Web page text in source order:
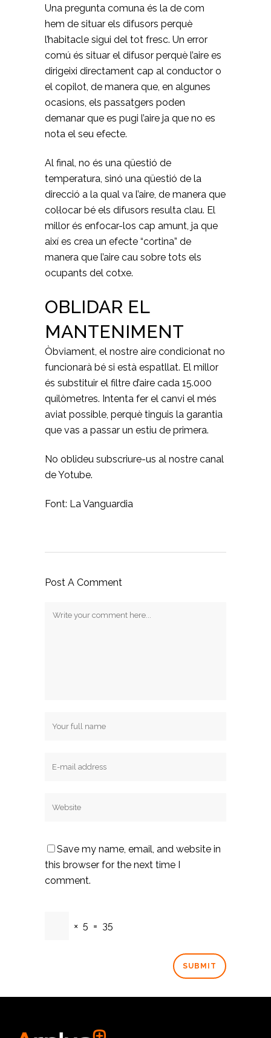
Una pregunta comuna és la de com
hem de situar els difusors perquè
l’habitacle sigui del tot fresc. Un error
comú és situar el difusor perquè l’aire es
dirigeixi directament cap al conductor o
el copilot, de manera que, en algunes
ocasions, els passatgers poden
demanar que es pugi l’aire ja que no es
nota el seu efecte.
Al final, no és una qüestió de
temperatura, sinó una qüestió de la
direcció a la qual va l’aire, de manera que
col·locar bé els difusors resulta clau. El
millor és enfocar-los cap amunt, ja que
així es crea un efecte “cortina” de
manera que l’aire cau sobre tots els
ocupants del cotxe.
OBLIDAR EL
MANTENIMENT
Òbviament, el nostre aire condicionat no
funcionarà bé si està espatllat. El millor
és substituir el filtre d’aire cada 15.000
quilòmetres. Intenta fer el canvi el més
aviat possible, perquè tinguis la garantia
que vas a passar un estiu de primera.
No oblideu subscriure-us al nostre canal
de Yotube.
Font: La Vanguardia
Post A Comment
Save my name, email, and website in
this browser for the next time I
comment.
× 5 = 35